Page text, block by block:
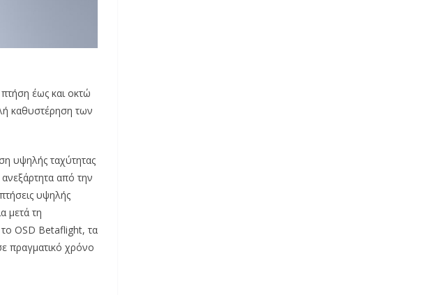
έως και οκτώ
καθυστέρηση των
υψηλής ταχύτητας
από την
υψηλής
μετά τη
OSD Betaflight, τα
πραγματικό χρόνο